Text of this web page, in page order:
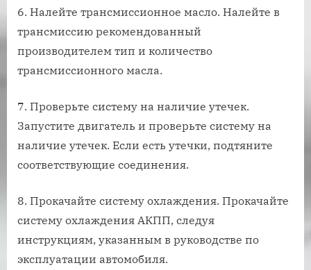
6. Налейте трансмиссионное масло. Налейте в
трансмиссию рекомендованный
производителем тип и количество
трансмиссионного масла.
7. Проверьте систему на наличие утечек.
Запустите двигатель и проверьте систему на
наличие утечек. Если есть утечки, подтяните
соответствующие соединения.
8. Прокачайте систему охлаждения. Прокачайте
систему охлаждения АКПП, следуя
инструкциям, указанным в руководстве по
эксплуатации автомобиля.